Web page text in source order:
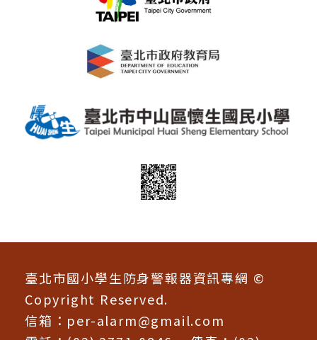
臺北市國小學生防身警報器資訊專網 ©
Copyright Reserved.
信箱： per-alarm@gmail.com